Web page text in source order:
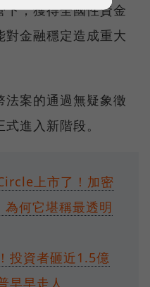
下，獲得全國性資金
金融穩定造成重大
案的通過無疑象徵
進入新階段。
上市了！加密
何它堪稱最透明
投資者砸近1.5億
早早走人